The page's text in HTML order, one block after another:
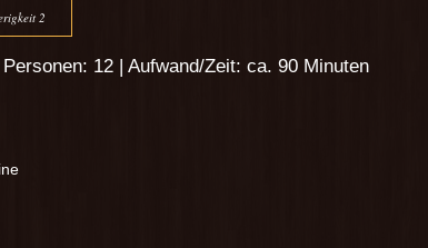
2
12 | Aufwand/Zeit: ca. 90 Minuten